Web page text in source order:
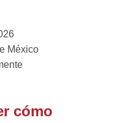
México
cómo